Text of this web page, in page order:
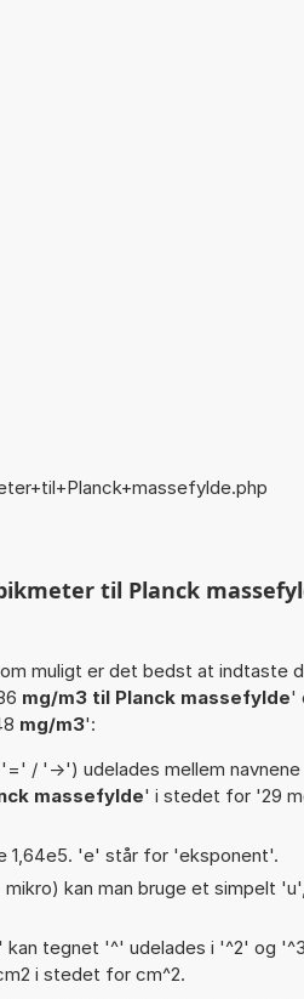
til Planck
muligt er det bedst at indtaste
mg/m3 til Planck massefylde'
mg/m3':
/ '->') udelades mellem navnene
massefylde' i stedet for '29
1,64e5. 'e' står for 'eksponent'.
kan man bruge et simpelt
tegnet '^' udelades i '^2' og
i stedet for cm^2.